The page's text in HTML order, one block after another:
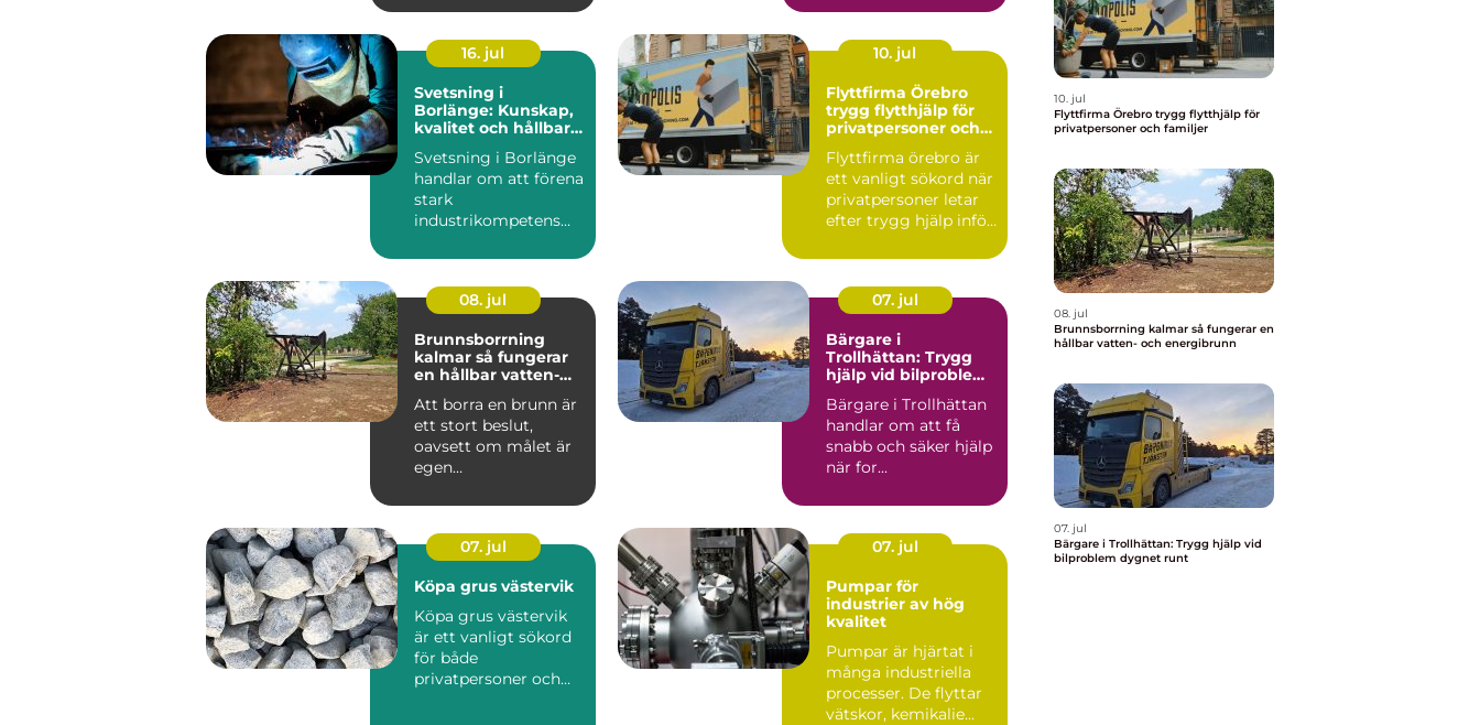
...
planerar fönst...
16. jul
Svetsning i
Borlänge: Kunskap,
kvalitet och hållbara
Svetsning i Borlänge
handlar om att förena
stark
industrikompetens
probleml&o...
10. jul
Flyttfirma Örebro
trygg flytthjälp för
privatpersoner och
Flyttfirma örebro är
ett vanligt sökord när
privatpersoner letar
efter trygg hjälp inför
08. jul
Brunnsborrning
kalmar så fungerar
en hållbar vatten-
Att borra en brunn är
ett stort beslut,
oavsett om målet är
egen
eller bergvärme. ...
07. jul
Bärgare i
Trollhättan: Trygg
hjälp vid bilproblem
Bärgare i Trollhättan
handlar om att få
snabb och säker hjälp
när for...
07. jul
Köpa grus västervik
Köpa grus västervik
är ett vanligt sökord
för både
privatpersoner och
07. jul
Pumpar för
industrier av hög
kvalitet
Pumpar är hjärtat i
många industriella
processer. De flyttar
vätskor, kemikalie...
10. jul
Flyttfirma Örebro trygg flytthjälp för
privatpersoner och familjer
08. jul
Brunnsborrning kalmar så fungerar en
hållbar vatten- och energibrunn
07. jul
Bärgare i Trollhättan: Trygg hjälp vid
bilproblem dygnet runt